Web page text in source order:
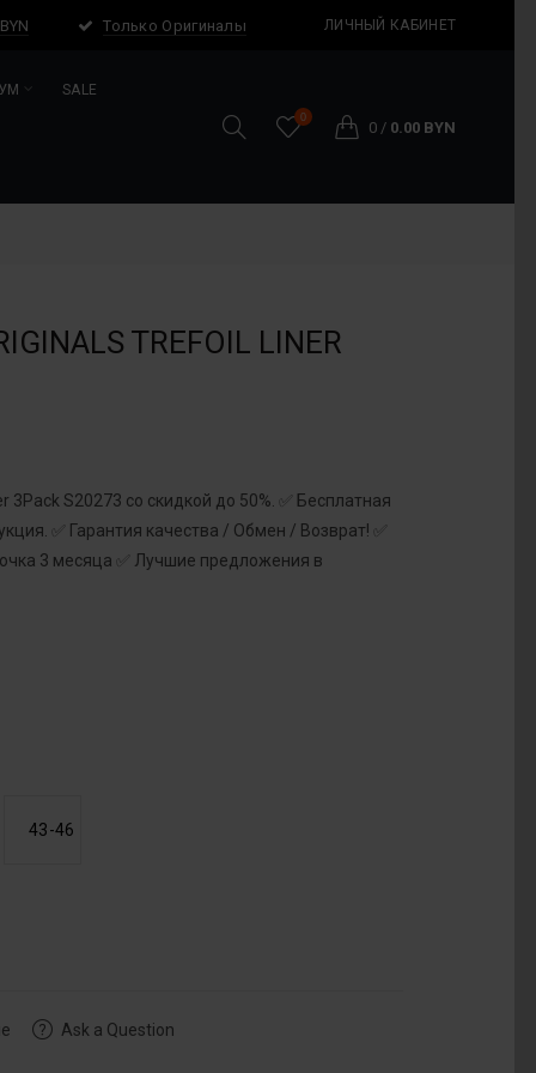
Только Оригиналы ЛИЧНЫЙ КАБИНЕТ
SALE
0
0 / 0.00 BYN
TREFOIL LINER
3Pack S20273 со скидкой до 50%. ✅ Бесплатная
✅ Гарантия качества / Обмен / Возврат! ✅
3 месяца ✅ Лучшие предложения в
43-46
Ask a Question